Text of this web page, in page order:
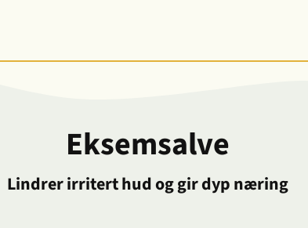
Eksemsalve
Lindrer irritert hud og gir dyp næring